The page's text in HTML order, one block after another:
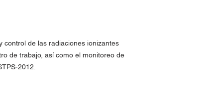
control de las radiaciones ionizantes
de trabajo, así como el monitoreo de
2012.